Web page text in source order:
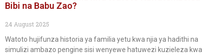
Bibi na Babu Zao?
24 August 2025
Watoto hujifunza historia ya familia yetu kwa njia ya hadithi na
simulizi ambazo pengine sisi wenyewe hatuwezi kuzieleza kwa